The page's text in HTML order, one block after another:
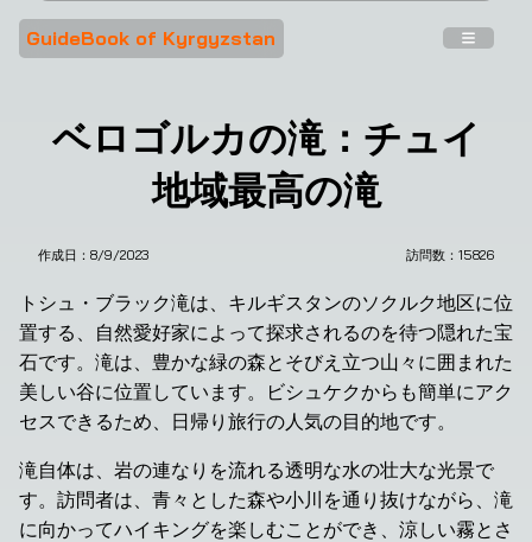
GuideBook of Kyrgyzstan
ベロゴルカの滝：チュイ
地域最高の滝
作成日： 8/9/2023 訪問数： 15826
トシュ・ブラック滝は、キルギスタンのソクルク地区に位
置する、自然愛好家によって探求されるのを待つ隠れた宝
石です。滝は、豊かな緑の森とそびえ立つ山々に囲まれた
美しい谷に位置しています。ビシュケクからも簡単にアク
セスできるため、日帰り旅行の人気の目的地です。
滝自体は、岩の連なりを流れる透明な水の壮大な光景で
す。訪問者は、青々とした森や小川を通り抜けながら、滝
に向かってハイキングを楽しむことができ、涼しい霧とさ